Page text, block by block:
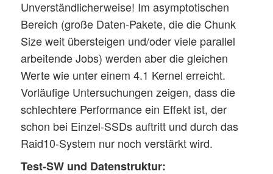
Unverständlicherweise! Im asymptotischen
Bereich (große Daten-Pakete, die die Chunk
Size weit übersteigen und/oder viele parallel
arbeitende Jobs) werden aber die gleichen
Werte wie unter einem 4.1 Kernel erreicht.
Vorläufige Untersuchungen zeigen, dass die
schlechtere Performance ein Effekt ist, der
schon bei Einzel-SSDs auftritt und durch das
Raid10-System nur noch verstärkt wird.
Test-SW und Datenstruktur: